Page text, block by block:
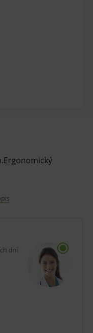
imobilných
trvalo upútaní na
čistiacimi a
povrchu. Možno
do 120 ° C do 30
dní